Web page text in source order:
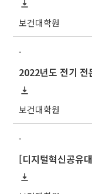
보건대학원
-
2022년도 전기 전
보건대학원
-